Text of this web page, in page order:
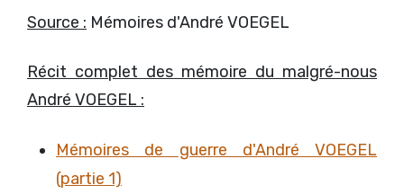
Source : Mémoires d'André VOEGEL
Récit complet des mémoire du malgré-nous
André VOEGEL :
Mémoires de guerre d'André VOEGEL
(partie 1)